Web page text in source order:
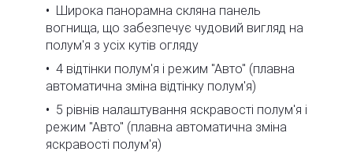
Широка панорамна скляна панель
вогнища, що забезпечує чудовий вигляд на
полум'я з усіх кутів огляду
4 відтінки полум'я і режим "Авто" (плавна
автоматична зміна відтінку полум'я)
5 рівнів налаштування яскравості полум'я і
режим "Авто" (плавна автоматична зміна
яскравості полум'я)